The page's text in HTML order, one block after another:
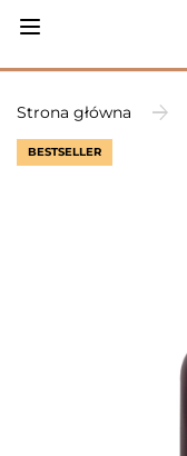
Strona główna
BESTSELLER